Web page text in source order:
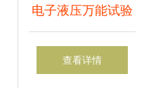
电子液压万能试验
机价格指南 多功能
查看详情